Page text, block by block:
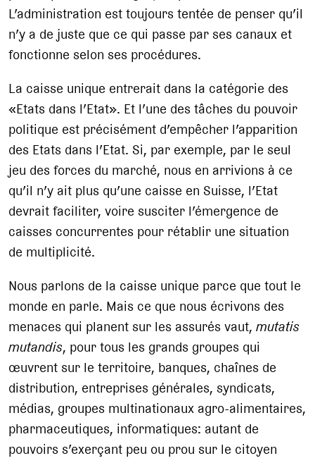
L’administration est toujours tentée de penser qu’il
n’y a de juste que ce qui passe par ses canaux et
fonctionne selon ses procédures.
La caisse unique entrerait dans la catégorie des
«Etats dans l’Etat». Et l’une des tâches du pouvoir
politique est précisément d’empêcher l’apparition
des Etats dans l’Etat. Si, par exemple, par le seul
jeu des forces du marché, nous en arrivions à ce
qu’il n’y ait plus qu’une caisse en Suisse, l’Etat
devrait faciliter, voire susciter l’émergence de
caisses concurrentes pour rétablir une situation
de multiplicité.
Nous parlons de la caisse unique parce que tout le
monde en parle. Mais ce que nous écrivons des
menaces qui planent sur les assurés vaut,mutatis
mutandis, pour tous les grands groupes qui
œuvrent sur le territoire, banques, chaînes de
distribution, entreprises générales, syndicats,
médias, groupes multinationaux agro-alimentaires,
pharmaceutiques, informatiques: autant de
pouvoirs s’exerçant peu ou prou sur le citoyen